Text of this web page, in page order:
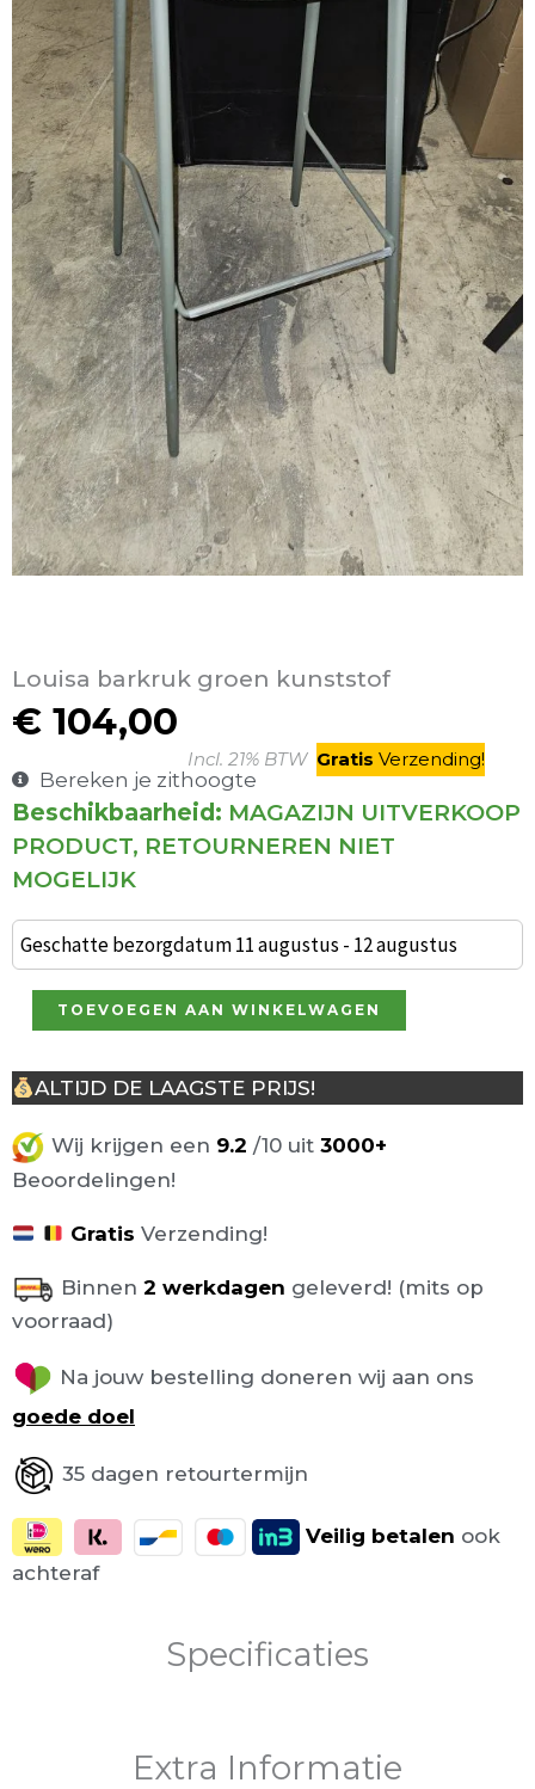
Louisa barkruk groen kunststof
€ 104,00
Incl. 21% BTW Gratis Verzending!
Bereken je zithoogte
Beschikbaarheid: MAGAZIJN UITVERKOOP
PRODUCT, RETOURNEREN NIET
MOGELIJK
Geschatte bezorgdatum 11 augustus - 12 augustus
Louisa
barkruk
kunststof
aantal
TOEVOEGEN AAN WINKELWAGEN
ALTIJD DE LAAGSTE PRIJS!
Wij krijgen een 9.2 /10 uit 3000+
Beoordelingen!
Gratis Verzending!
Binnen 2 werkdagen geleverd! (mits op
voorraad)
Na jouw bestelling doneren wij aan ons
goede doel
35 dagen retourtermijn
Veilig betalen ook
achteraf
Specificaties
Extra Informatie